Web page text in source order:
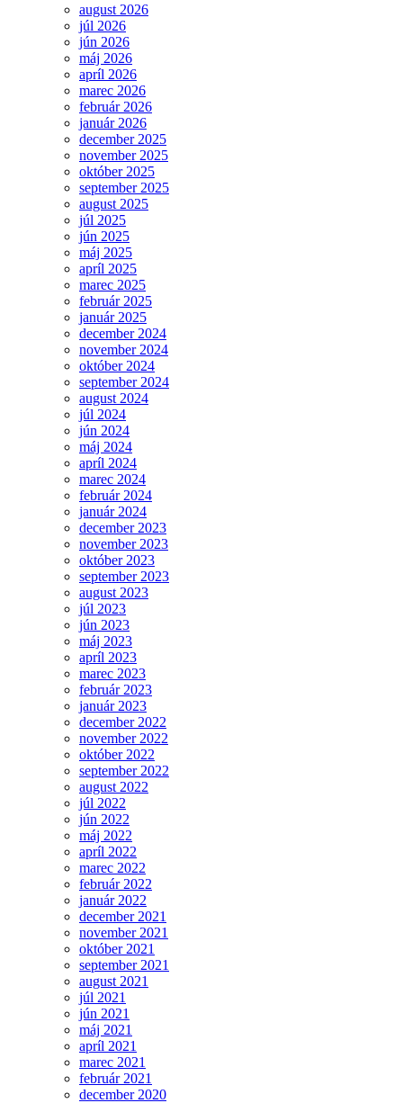
august 2026
júl 2026
jún 2026
máj 2026
apríl 2026
marec 2026
február 2026
január 2026
december 2025
november 2025
október 2025
september 2025
august 2025
júl 2025
jún 2025
máj 2025
apríl 2025
marec 2025
február 2025
január 2025
december 2024
november 2024
október 2024
september 2024
august 2024
júl 2024
jún 2024
máj 2024
apríl 2024
marec 2024
február 2024
január 2024
december 2023
november 2023
október 2023
september 2023
august 2023
júl 2023
jún 2023
máj 2023
apríl 2023
marec 2023
február 2023
január 2023
december 2022
november 2022
október 2022
september 2022
august 2022
júl 2022
jún 2022
máj 2022
apríl 2022
marec 2022
február 2022
január 2022
december 2021
november 2021
október 2021
september 2021
august 2021
júl 2021
jún 2021
máj 2021
apríl 2021
marec 2021
február 2021
december 2020